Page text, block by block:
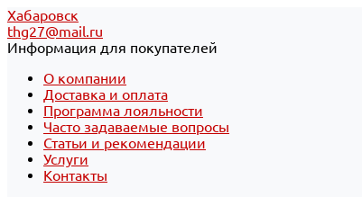
Хабаровск
thg27@mail.ru
Информация для покупателей
О компании
Доставка и оплата
Программа лояльности
Часто задаваемые вопросы
Статьи и рекомендации
Услуги
Контакты